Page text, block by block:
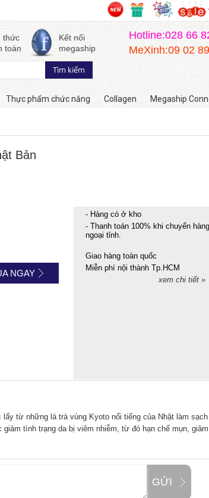
thức
toán
Kết nối
megaship
Hotline:028 66
MeXinh:09 02
Thực phẩm chức năng Collagen Megaship
Bản
NGAY
- Hàng có ở kho
- Thanh toán 100% khi chuyển hàng
ngoại tỉnh.
Giao hàng toàn quốc
Miễn phí nội thành Tp.HCM
xem chi tiết »
từ những lá trà vùng Kyoto nổi tiếng của Nhật làm
tình trạng da bị viêm nhiễm, từ đó hạn chế mụn,
GỬI